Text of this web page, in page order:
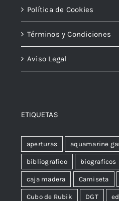
Política de Cookies
Términos y Condiciones
Aviso Legal
ETIQUETAS
aperturas aquamarine
bibliografico biograficos
caja madera Camiseta
Cubo de Rubik DGT